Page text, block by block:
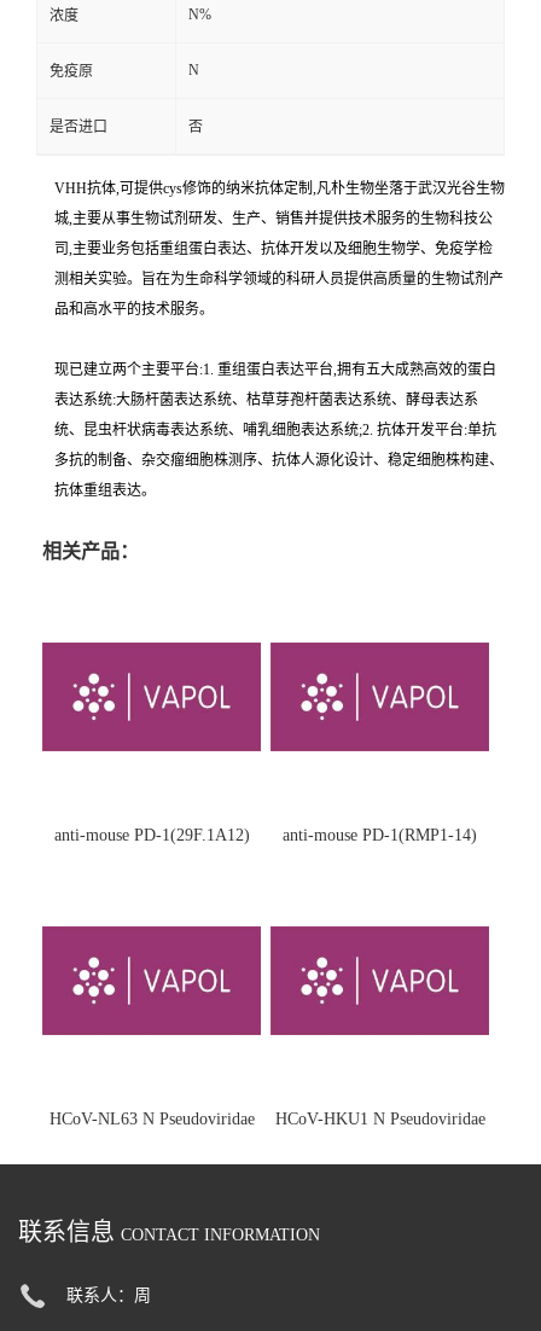
浓度 N%
免疫原 N
是否进口 否
VHH抗体,可提供cys修饰的纳米抗体定制,凡朴生物坐落于武汉光谷生物
城,主要从事生物试剂研发、生产、销售并提供技术服务的生物科技公
司,主要业务包括重组蛋白表达、抗体开发以及细胞生物学、免疫学检
测相关实验。旨在为生命科学领域的科研人员提供高质量的生物试剂产
品和高水平的技术服务。
现已建立两个主要平台:1. 重组蛋白表达平台,拥有五大成熟高效的蛋白
表达系统:大肠杆菌表达系统、枯草芽孢杆菌表达系统、酵母表达系
统、昆虫杆状病毒表达系统、哺乳细胞表达系统;2. 抗体开发平台:单抗
多抗的制备、杂交瘤细胞株测序、抗体人源化设计、稳定细胞株构建、
抗体重组表达。
相关产品：
anti-mouse PD-1(29F.1A12) anti-mouse PD-1(RMP1-14)
HCoV-NL63 N Pseudoviridae HCoV-HKU1 N Pseudoviridae
联系信息 CONTACT INFORMATION
联系人：周